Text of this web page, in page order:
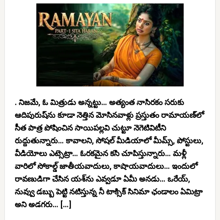
. నిజమే, ఓ మిత్రుడు అన్నట్టు… అత్యంత నాసిరకం సరుకు
ఆదిపురుష్‌ను కూడా నెత్తిన మోసినవాళ్లు ప్రస్తుతం రామాయణ్‌లో
సీత పాత్ర పోషించిన సాయిపల్లవి చుట్టూ నెగెటివిటీని
రుద్దుతున్నారు… కావాలని, సోషల్ మీడియాలో మీమ్స్, పోస్టులు,
వీడియోలు ఎట్సెట్రా… ఓరకమైన కసి చూపిస్తున్నారు… మళ్లీ
వారిలో సోకాల్డ్ జాతీయవాదులు, కాషాయవాదులు… ఇందులో
రావణుడిగా చేసిన యశ్‌ను ఎవ్వడూ ఏమీ అనడు… ఒరేయ్,
నువ్వు డబ్బు పెట్టి నటిస్తున్న నీ టాక్సిక్ సినిమా ఛండాలం ఏమిట్రా
అని అడగరు… […]